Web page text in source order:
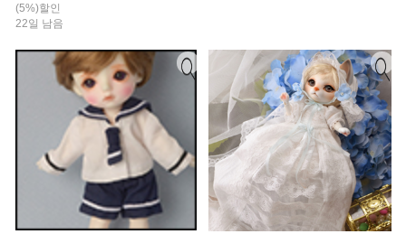
(5%)할인
22일 남음